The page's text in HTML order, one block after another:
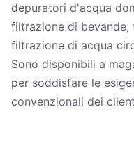
depuratori d'acqua
filtrazione di
filtrazione di acqua
Sono disponibili a
per soddisfare le
convenzionali dei